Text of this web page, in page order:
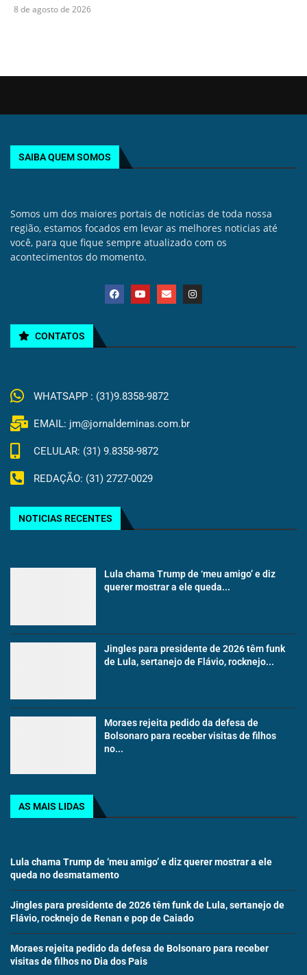
8 de agosto de 2026
SAIBA QUEM SOMOS
Somos um dos maiores portais de noticias de toda nossa
região, estamos focados em levar as melhores noticias até
você, para que fique sempre atualizado com os
acontecimentos do momento.
CONTATOS
WHATSAPP : (31)9.8358-9872
EMAIL: jm@jornaldeminas.com.br
CELULAR: (31) 9.8358-9872
REDAÇÃO: (31) 2727-0029
NOTICIAS RECENTES
Lula chama Trump de ‘meu amigo’ e diz
querer mostrar a ele queda...
Jingles para presidente de 2026 têm funk
de Lula, sertanejo de Flávio, rocknejo...
Moraes rejeita pedido da defesa de
Bolsonaro para receber visitas de filhos
no...
AS MAIS LIDAS
Lula chama Trump de ‘meu amigo’ e diz querer mostrar a ele
queda no desmatamento
Jingles para presidente de 2026 têm funk de Lula, sertanejo de
Flávio, rocknejo de Renan e pop de Caiado
Moraes rejeita pedido da defesa de Bolsonaro para receber
visitas de filhos no Dia dos Pais